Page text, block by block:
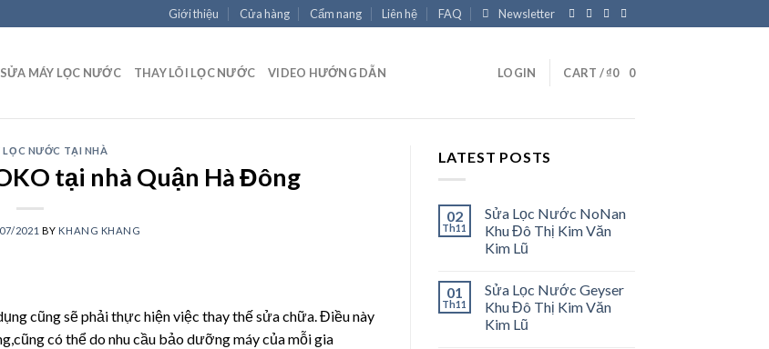
Giới thiệu Cửa hàng Cẩm nang Liên hệ FAQ Newsletter
SỬA MÁY LỌC NƯỚC THAY LÕI LỌC NƯỚC VIDEO HƯỚNG DẪN LOGIN CART /₫0 0
LỌC NƯỚC TẠI NHÀ
tại nhà Quận Hà Đông
2021 BY KHANG KHANG
cũng sẽ phải thực hiện việc thay thế sửa chữa. Điều này
có thể do nhu cầu bảo dưỡng máy của mỗi gia
LATEST POSTS
02
Th11
Sửa Lọc Nước NoNan
Khu Đô Thị Kim Văn
Kim Lũ
01
Th11
Sửa Lọc Nước Geyser
Khu Đô Thị Kim Văn
Kim Lũ